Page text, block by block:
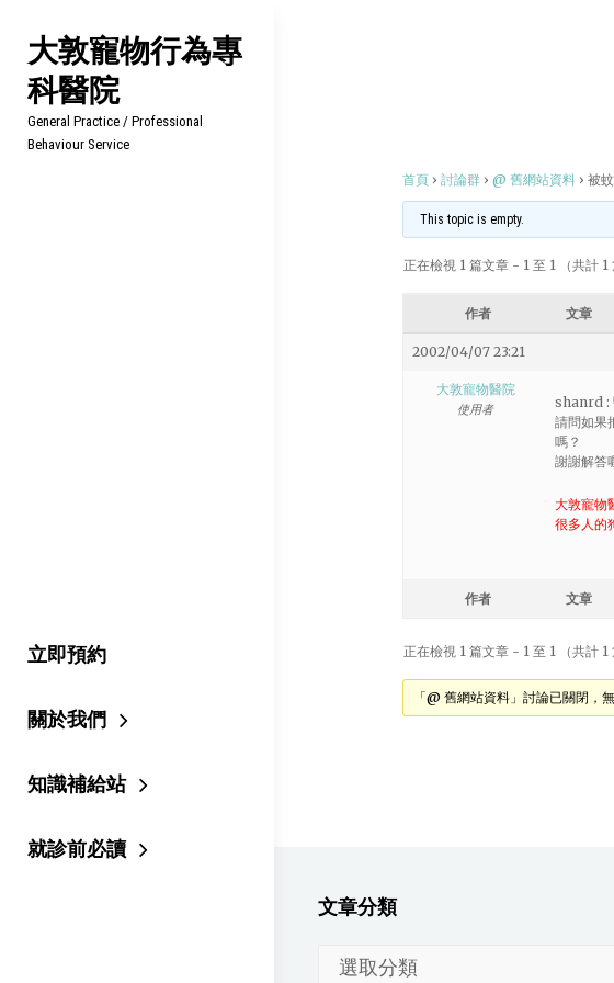
content
大敦寵物行為專
科醫院
General Practice / Professional
Behaviour Service
立即預約
關於我們
知識補給站
就診前必讀
首頁 › 討論群 › @ 舊網站資料 › 被
This topic is empty.
正在檢視 1 篇文章 - 1 至 1 （共計 1
作者 文章
2002/04/07 23:21
大敦寵物醫院
使用者
shanrd :
請問如果
嗎？
謝謝解答
大敦寵物
很多人的
作者 文章
正在檢視 1 篇文章 - 1 至 1 （共計 1
「@ 舊網站資料」討論已關閉，
文章分類